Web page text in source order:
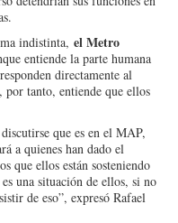
indistinta, el Metro
entiende la parte humana
directamente al
tanto, entiende que ellos
que es en el MAP,
a quienes han dado el
que ellos están sosteniendo
una situación de ellos, si no
de eso”, expresó Rafael